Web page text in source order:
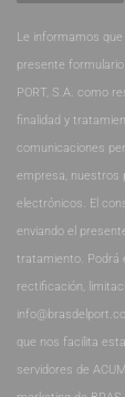
Le informamos
presente formulario
PORT, S.A. como
finalidad y
comunicaciones
empresa, nuestros
electrónicos. El
enviando el
tratamiento. Podrá
rectificación,
que nos facilita
servidores de